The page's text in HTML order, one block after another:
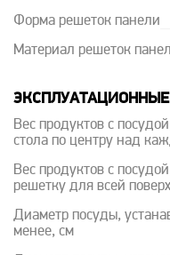
Форма решеток панели
Материал решеток
Вес продуктов с
стола по центру над
Вес продуктов с
решетку для всей
Диаметр посуды,
менее, см